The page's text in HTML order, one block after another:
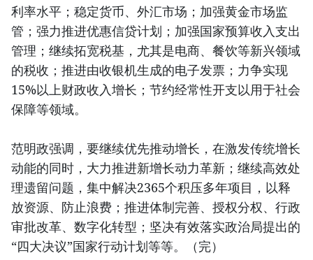
利率水平；稳定货币、外汇市场；加强黄金市场监
管；强力推进优惠信贷计划；加强国家预算收入支出
管理；继续拓宽税基，尤其是电商、餐饮等新兴领域
的税收；推进由收银机生成的电子发票；力争实现
15%以上财政收入增长；节约经常性开支以用于社会
保障等领域。
范明政强调，要继续优先推动增长，在激发传统增长
动能的同时，大力推进新增长动力革新；继续高效处
理遗留问题，集中解决2365个积压多年项目，以释
放资源、防止浪费；推进体制完善、授权分权、行政
审批改革、数字化转型；坚决有效落实政治局提出的
“四大决议”国家行动计划等等。（完）